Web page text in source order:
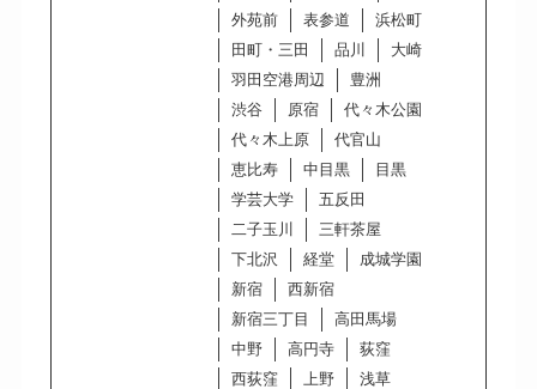
外苑前
表参道
浜松町
田町・三田
品川
大崎
羽田空港周辺
豊洲
渋谷
原宿
代々木公園
代々木上原
代官山
恵比寿
中目黒
目黒
学芸大学
五反田
二子玉川
三軒茶屋
下北沢
経堂
成城学園
新宿
西新宿
新宿三丁目
高田馬場
中野
高円寺
荻窪
西荻窪
上野
浅草